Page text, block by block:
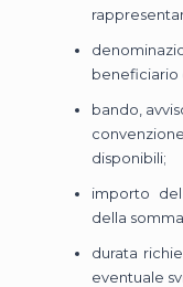
beneficiario
bando,
disponibili;
importo
della
durata
eventuale